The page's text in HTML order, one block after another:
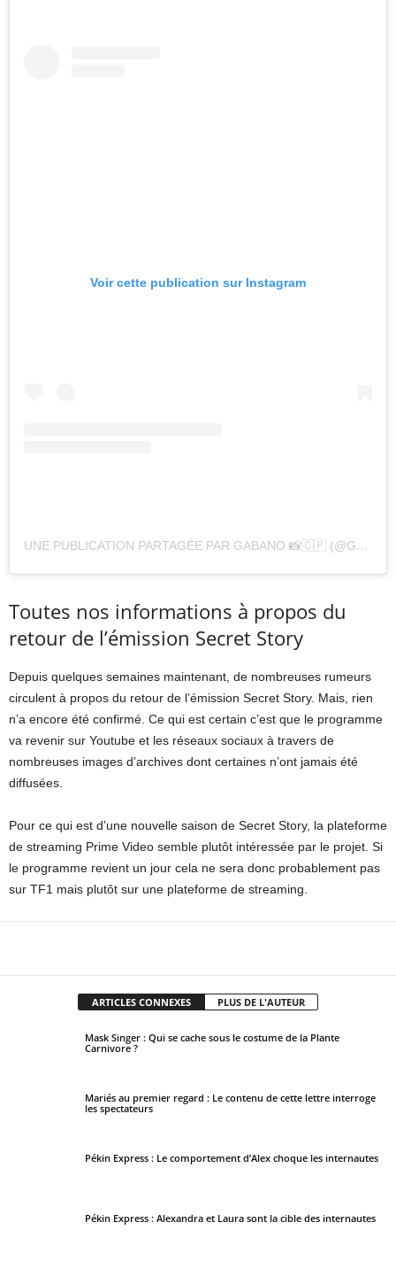
Voir cette publication sur Instagram
UNE PUBLICATION PARTAGÉE PAR GABANO 📸🇨🇵 (@GABANO_OFFICIEL)
Toutes nos informations à propos du
retour de l’émission Secret Story
Depuis quelques semaines maintenant, de nombreuses rumeurs
circulent à propos du retour de l’émission Secret Story. Mais, rien
n’a encore été confirmé. Ce qui est certain c’est que le programme
va revenir sur Youtube et les réseaux sociaux à travers de
nombreuses images d’archives dont certaines n’ont jamais été
diffusées.
Pour ce qui est d’une nouvelle saison de Secret Story, la plateforme
de streaming Prime Video semble plutôt intéressée par le projet. Si
le programme revient un jour cela ne sera donc probablement pas
sur TF1 mais plutôt sur une plateforme de streaming.
ARTICLES CONNEXES PLUS DE L'AUTEUR
Mask Singer : Qui se cache sous le costume de la Plante
Carnivore ?
Mariés au premier regard : Le contenu de cette lettre interroge
les spectateurs
Pékin Express : Le comportement d’Alex choque les internautes
Pékin Express : Alexandra et Laura sont la cible des internautes